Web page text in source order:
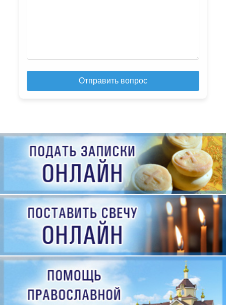
Отправить вопрос